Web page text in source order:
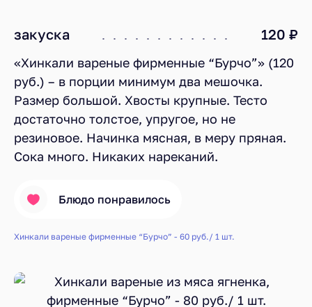
закуска 120 ₽
«Хинкали вареные фирменные “Бурчо”» (120
руб.) – в порции минимум два мешочка.
Размер большой. Хвосты крупные. Тесто
достаточно толстое, упругое, но не
резиновое. Начинка мясная, в меру пряная.
Сока много. Никаких нареканий.
Блюдо понравилось
Хинкали вареные фирменные “Бурчо” - 60 руб./ 1 шт.